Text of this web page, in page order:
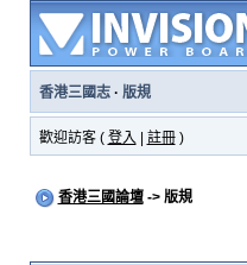
香港三國志· 版規
歡迎訪客 ( 登入 註冊)
香港三國論壇-> 版規